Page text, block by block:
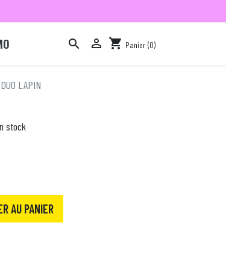
  shopping_cart Panier (0)
LAPIN
stock
AU PANIER